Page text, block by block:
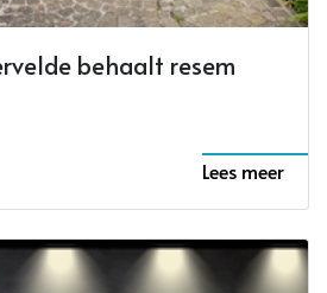
behaalt resem
Lees meer